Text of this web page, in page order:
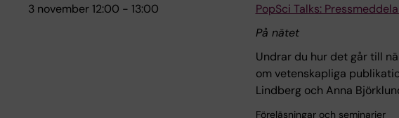
3 november 12:00 - 13:00
PopSci Talks:
På nätet
Undrar du hur det går till
om vetenskapliga
Lindberg och Anna
Föreläsningar och seminarier